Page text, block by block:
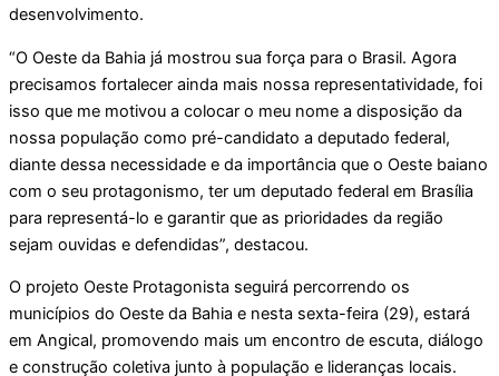
desenvolvimento.
“O Oeste da Bahia já mostrou sua força para o Brasil. Agora
precisamos fortalecer ainda mais nossa representatividade, foi
isso que me motivou a colocar o meu nome a disposição da
nossa população como pré-candidato a deputado federal,
diante dessa necessidade e da importância que o Oeste baiano
com o seu protagonismo, ter um deputado federal em Brasília
para representá-lo e garantir que as prioridades da região
sejam ouvidas e defendidas”, destacou.
O projeto Oeste Protagonista seguirá percorrendo os
municípios do Oeste da Bahia e nesta sexta-feira (29), estará
em Angical, promovendo mais um encontro de escuta, diálogo
e construção coletiva junto à população e lideranças locais.